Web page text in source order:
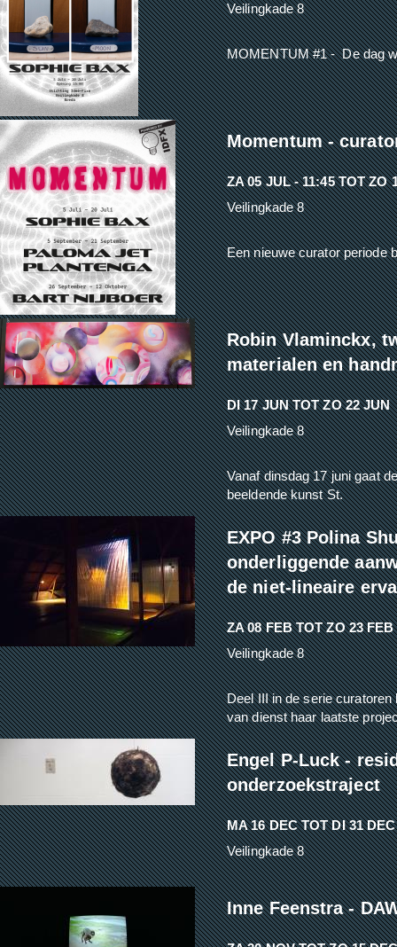
Veilingkade 8
MOMENTUM #1 - De dag
Momentum -
ZA 05 JUL - 11:45TOTZO
Veilingkade 8
Een nieuwe curator periode
Robin Vlaminckx,
materialen en
DI 17 JUNTOTZO 22 JUN
Veilingkade 8
Vanaf dinsdag 17 juni gaat
beeldende kunst St.
EXPO #3 Polina
onderliggende
de niet-lineaire
ZA 08 FEBTOTZO 23 FEB
Veilingkade 8
Deel III in de serie
van dienst haar laatste
Engel P-Luck -
onderzoekstraject
MA 16 DECTOTDI 31 DEC
Veilingkade 8
Inne Feenstra -